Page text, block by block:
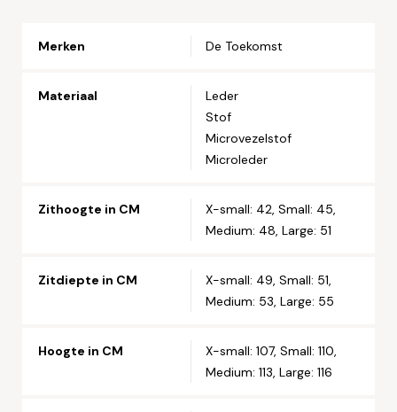
Let op: zorg dat alle velden met een * zijn ingevuld.
Merken De Toekomst
Materiaal
Leder
Stof
Microvezelstof
Microleder
Zithoogte in CM
X-small: 42, Small: 45,
Medium: 48, Large: 51
Zitdiepte in CM
X-small: 49, Small: 51,
Medium: 53, Large: 55
Hoogte in CM
X-small: 107, Small: 110,
Medium: 113, Large: 116